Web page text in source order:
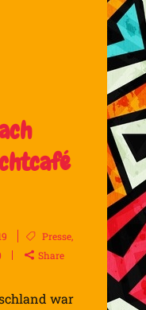
Presse,
Share
war